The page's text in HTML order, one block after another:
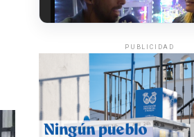
5º DÍA DE LAS FIESTAS
2026
·Huelvatv
PUBLICIDAD